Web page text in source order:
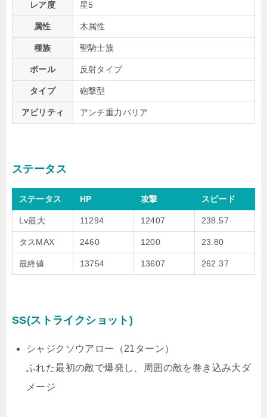
レア度 星5
属性 木属性
種族 聖騎士族
ボール 反射タイプ
タイプ 砲撃型
アビリティ アンチ重力バリア
ステータス
ステータス HP 攻撃 スピード
Lv最大 11294 12407 238.57
タスMAX 2460 1200 23.80
最終値 13754 13607 262.37
SS(ストライクショット)
シャジクソウアロー（21ターン）
ふれた最初の敵で爆発し、周囲の敵を巻き込み大ダ
メージ